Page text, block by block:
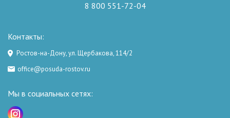
8 800 551-72-04
Контакты:
Ростов-на-Дону, ул. Щербакова, 114/2
office@posuda-rostov.ru
Мы в социальных сетях: